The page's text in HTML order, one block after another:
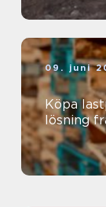
09. juni
Köpa lastpallar så
lösning